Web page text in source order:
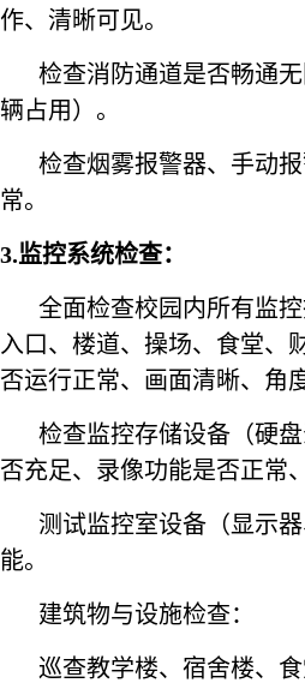
作、清晰可见。
检查消防通道是否畅通
辆占用）。
检查烟雾报警器、手动
常。
3.监控系统检查：
全面检查校园内所有监
入口、楼道、操场、食堂、
否运行正常、画面清晰、角
检查监控存储设备（硬
否充足、录像功能是否正常
测试监控室设备（显示
能。
建筑物与设施检查：
巡查教学楼、宿舍楼、